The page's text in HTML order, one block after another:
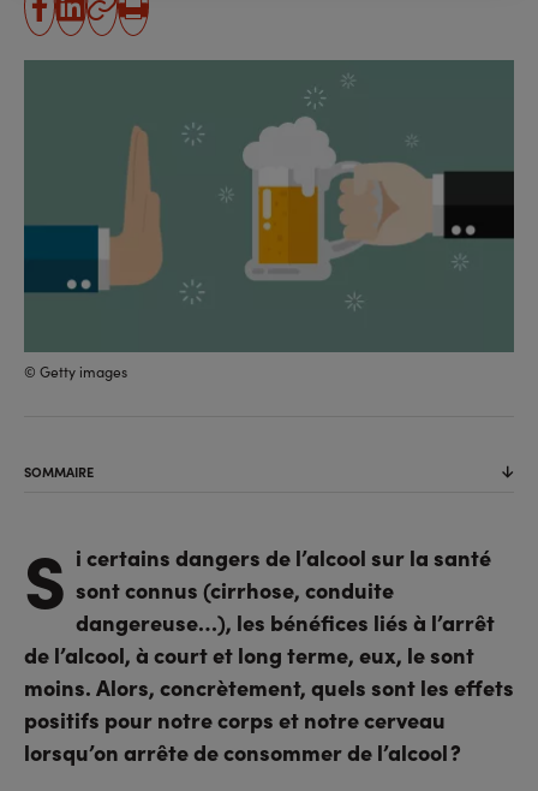
partager
sur
partager
sur
Copier
l'URL
Imprimer
© Getty images
SOMMAIRE
S i certains dangers de l’alcool sur la santé
sont connus (cirrhose, conduite
dangereuse…), les bénéfices liés à l’arrêt
de l’alcool, à court et long terme, eux, le sont
moins. Alors, concrètement, quels sont les effets
positifs pour notre corps et notre cerveau
lorsqu’on arrête de consommer de l’alcool ?